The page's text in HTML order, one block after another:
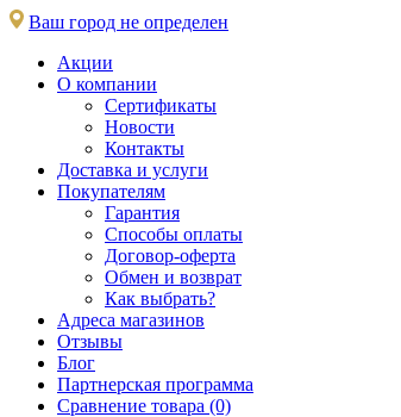
Ваш город не определен
Акции
О компании
Сертификаты
Новости
Контакты
Доставка и услуги
Покупателям
Гарантия
Способы оплаты
Договор-оферта
Обмен и возврат
Как выбрать?
Адреса магазинов
Отзывы
Блог
Партнерская программа
Сравнение товара (0)